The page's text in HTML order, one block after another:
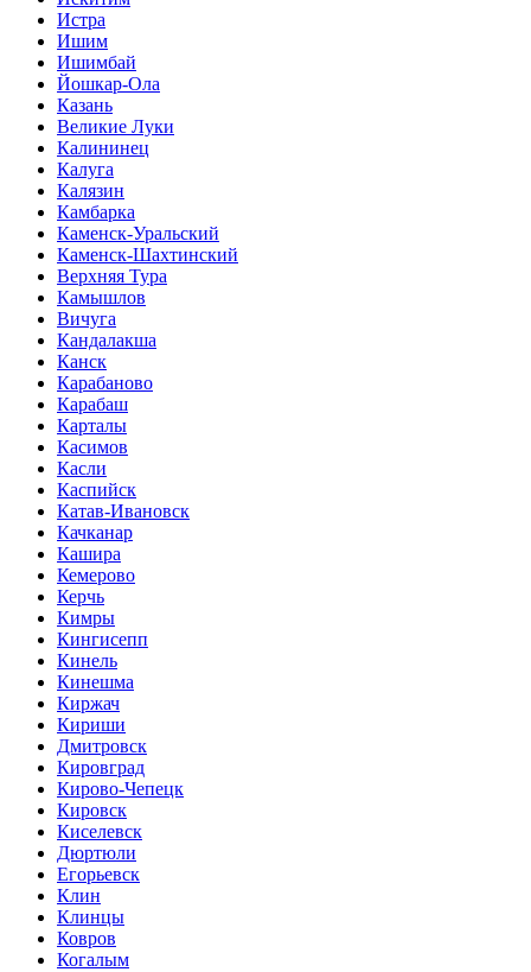
Истра
Ишим
Ишимбай
Йошкар-Ола
Казань
Великие Луки
Калининец
Калуга
Калязин
Камбарка
Каменск-Уральский
Каменск-Шахтинский
Верхняя Тура
Камышлов
Вичуга
Кандалакша
Канск
Карабаново
Карабаш
Карталы
Касимов
Касли
Каспийск
Катав-Ивановск
Качканар
Кашира
Кемерово
Керчь
Кимры
Кингисепп
Кинель
Кинешма
Киржач
Кириши
Дмитровск
Кировград
Кирово-Чепецк
Кировск
Киселевск
Дюртюли
Егорьевск
Клин
Клинцы
Ковров
Когалым